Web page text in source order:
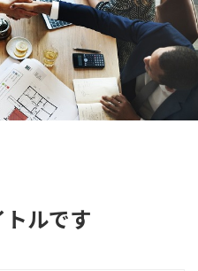
ルです